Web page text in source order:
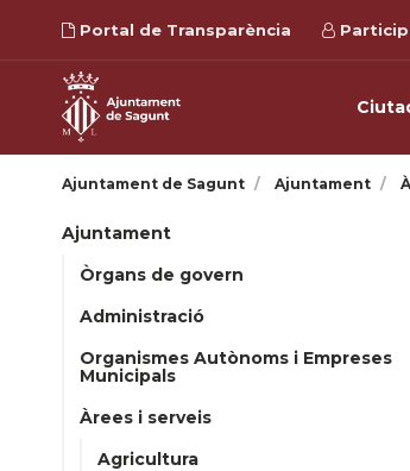
Portal de Transparència
Ajuntament de Sagunt Ajuntament
Ajuntament
Òrgans de govern
Administració
Organismes Autònoms i Empreses
Municipals
Àrees i serveis
Agricultura